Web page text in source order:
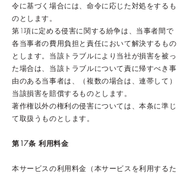
令に基づく場合には、命令に応じた対処をするも
のとします。
第1項に定める侵害に関する紛争は、当事者間で
各当事者の費用負担と責任において解決するもの
とします。当該トラブルにより当社が損害を被っ
た場合は、当該トラブルについて責に帰すべき事
由のある当事者は、（複数の場合は、連帯して）
当該損害を賠償するものとします。
著作権以外の権利の侵害については、本条に準じ
て取扱うものとします。
第17条 利用料金
本サービスの利用料金（本サービスを利用するた